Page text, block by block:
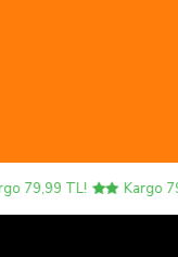
TL! Kargo